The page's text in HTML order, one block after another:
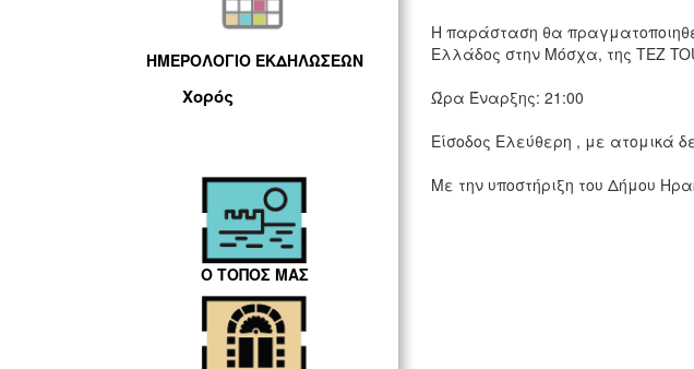
ΗΜΕΡΟΛΟΓΙΟ ΕΚΔΗΛΩΣΕΩΝ
Χορός
Ο ΤΟΠΟΣ ΜΑΣ
Η παράσταση θα
Ελλάδος στην Μόσχα, της TEZ
Ώρα Έναρξης: 21:00
Είσοδος Ελεύθερη , με ατομικά
Με την υποστήριξη του Δήμου